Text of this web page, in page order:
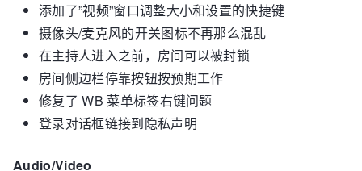
添加了”视频”窗口调整大小和设置的快捷键
摄像头/麦克风的开关图标不再那么混乱
在主持人进入之前，房间可以被封锁
房间侧边栏停靠按钮按预期工作
修复了 WB 菜单标签右键问题
登录对话框链接到隐私声明
Audio/Video